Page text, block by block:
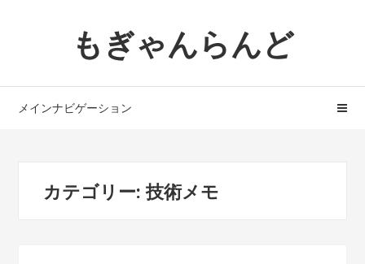
ョ
へ
もぎゃんらんど
メインナビゲーション
カテゴリー: 技術メモ